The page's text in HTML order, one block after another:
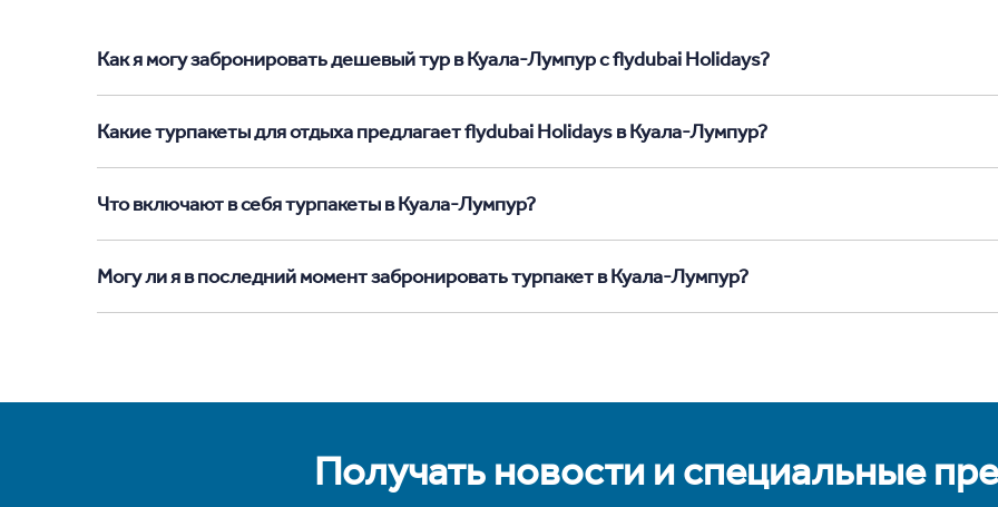
Как я могу забронировать дешевый тур в Куала-Лумпур с flydubai Holidays?
Какие турпакеты для отдыха предлагает flydubai Holidays в Куала-Лумпур?
Что включают в себя турпакеты в Куала-Лумпур?
Могу ли я в последний момент забронировать турпакет в Куала-Лумпур?
Получать новости и специальные